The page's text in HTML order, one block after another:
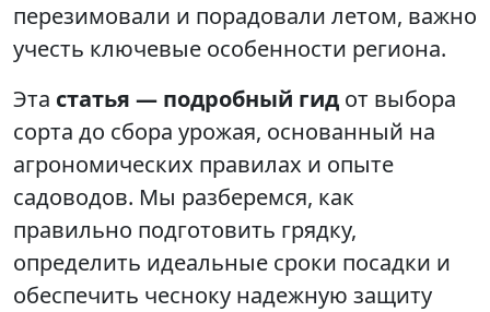
перезимовали и порадовали летом, важно
учесть ключевые особенности региона.
Эта статья — подробный гид от выбора
сорта до сбора урожая, основанный на
агрономических правилах и опыте
садоводов. Мы разберемся, как
правильно подготовить грядку,
определить идеальные сроки посадки и
обеспечить чесноку надежную защиту